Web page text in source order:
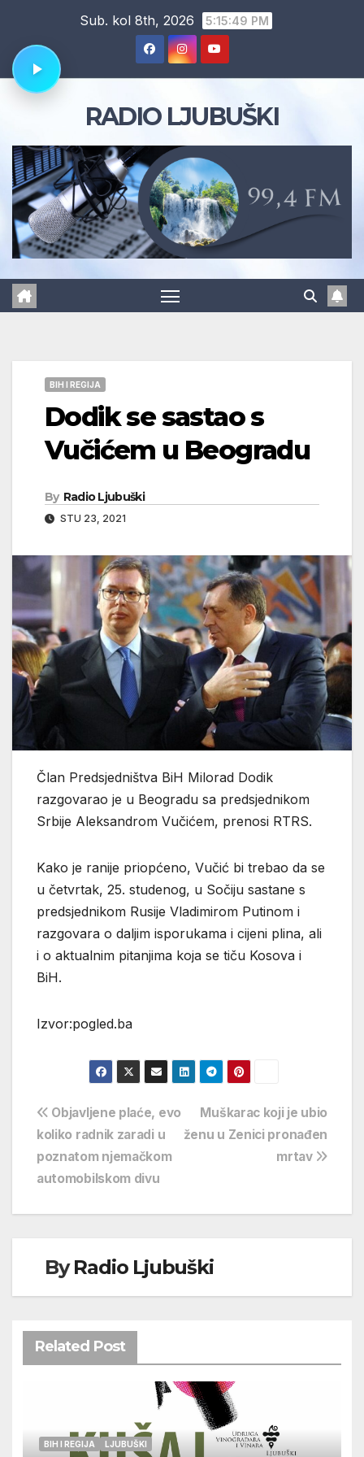
content
Sub. kol 8th, 2026 5:15:50 PM
RADIO LJUBUŠKI
BIH I REGIJA
Dodik se sastao s
Vučićem u Beogradu
By Radio Ljubuški
STU 23, 2021
Član Predsjedništva BiH Milorad Dodik
razgovarao je u Beogradu sa predsjednikom
Srbije Aleksandrom Vučićem, prenosi RTRS.
Kako je ranije priopćeno, Vučić bi trebao da se
u četvrtak, 25. studenog, u Sočiju sastane s
predsjednikom Rusije Vladimirom Putinom i
razgovara o daljim isporukama i cijeni plina, ali
i o aktualnim pitanjima koja se tiču Kosova i
BiH.
Izvor:pogled.ba
Navigacija
objava
Muškarac koji je ubio
ženu u Zenici pronađen
mrtav
Objavljene plaće, evo
koliko radnik zaradi u
poznatom njemačkom
automobilskom divu
ByRadio Ljubuški
Related Post
BIH I REGIJA LJUBUŠKI